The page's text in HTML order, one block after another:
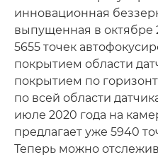
инновационная
выпущенная в октябре
5655 точек
покрытием области
покрытием по
по всей области
июле 2020 года на
предлагает уже 5940
Теперь можно